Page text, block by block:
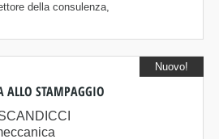
della consulenza,
Posizione La risorsa
attività trasversali: analisi e
per le esigenze dei
di progetti legati
STAMPAGGIO
Nuovo!